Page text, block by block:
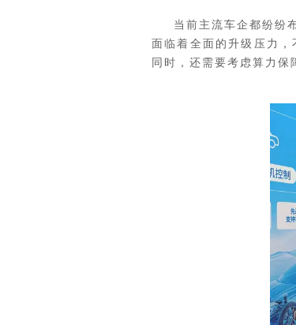
当前主流车企都纷纷
面临着全面的升级压力
同时，还需要考虑算力保